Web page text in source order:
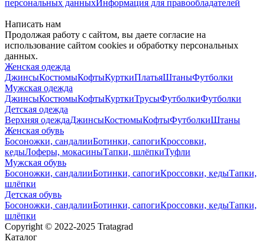
персональных данныхИнформация для правообладателей
Написать нам
Продолжая работу с сайтом, вы даете согласие на
использование сайтом cookies и обработку персональных
данных.
Женская одежда
ДжинсыКостюмыКофтыКурткиПлатьяШтаныФутболки
Мужская одежда
ДжинсыКостюмыКофтыКурткиТрусыФутболкиФутболки
Детская одежда
Верхняя одеждаДжинсыКостюмыКофтыФутболкиШтаны
Женская обувь
Босоножки, сандалииБотинки, сапогиКроссовки,
кедыЛоферы, мокасиныТапки, шлёпкиТуфли
Мужская обувь
Босоножки, сандалииБотинки, сапогиКроссовки, кедыТапки,
шлёпки
Детская обувь
Босоножки, сандалииБотинки, сапогиКроссовки, кедыТапки,
шлёпки
Copyright © 2022-2025 Tratagrad
Каталог